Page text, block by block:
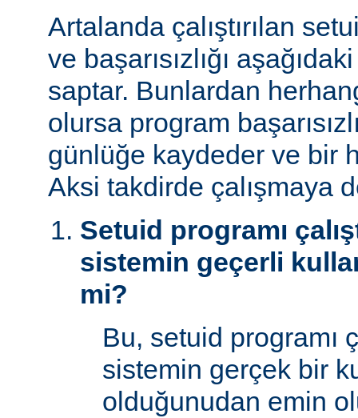
Artalanda çalıştırılan
ve başarısızlığı
saptar. Bunlardan
olursa program
günlüğe kaydeder ve bir
Aksi takdirde çalışmaya
Setuid programı
sistemin geçerli
mi?
Bu, setuid programı
sistemin gerçek bir
olduğunudan emin